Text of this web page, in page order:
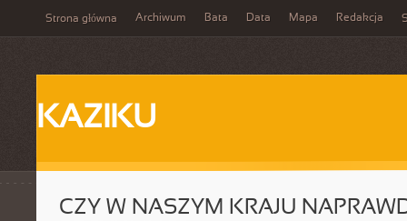
Strona główna Archiwum Bata Data Mapa Redakcja
KAZIKU
CZY W NASZYM KRAJU